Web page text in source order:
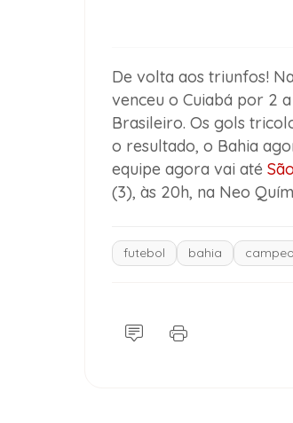
De volta aos triunfos!
venceu o Cuiabá por 2
Brasileiro. Os gols
o resultado, o Bahia
equipe agora vai até
(3), às 20h, na Neo
futebol bahia